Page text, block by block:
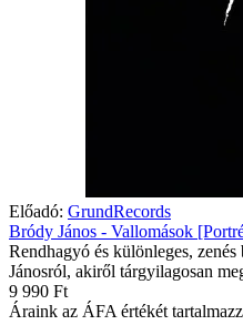
Előadó: GrundRecords
Bródy János - Vallomások
Rendhagyó és különleges,
Jánosról, akiről tárgyilagosan
9 990 Ft
Áraink az ÁFA értékét